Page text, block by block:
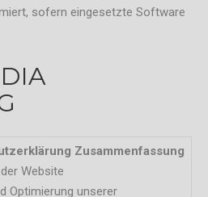
sofern eingesetzte Software
Zusammenfassung
Website
Optimierung unserer